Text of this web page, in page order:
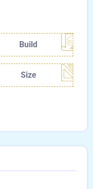
Build
Size